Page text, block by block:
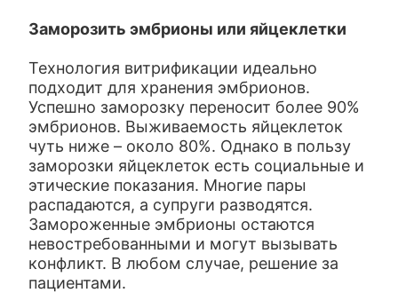
Заморозить эмбрионы или яйцеклетки
Технология витрификации идеально
подходит для хранения эмбрионов.
Успешно заморозку переносит более 90%
эмбрионов. Выживаемость яйцеклеток
чуть ниже – около 80%. Однако в пользу
заморозки яйцеклеток есть социальные и
этические показания. Многие пары
распадаются, а супруги разводятся.
Замороженные эмбрионы остаются
невостребованными и могут вызывать
конфликт. В любом случае, решение за
пациентами.